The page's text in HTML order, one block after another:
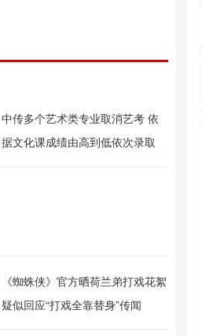
中传多个艺术类专业取消艺考 依
据文化课成绩由高到低依次录取
《蜘蛛侠》官方晒荷兰弟打戏花絮
疑似回应“打戏全靠替身”传闻